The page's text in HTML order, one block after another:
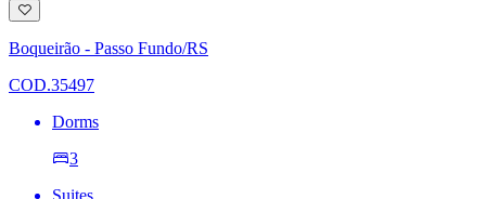
Adicionar
à
lista
de
Boqueirão - Passo Fundo/RS
COD.35497
Dorms
3